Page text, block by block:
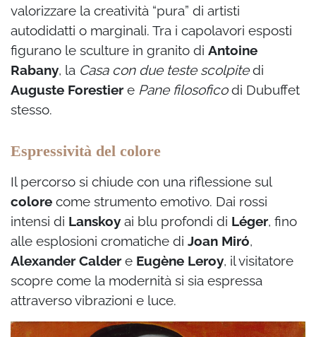
valorizzare la creatività “pura” di artisti
autodidatti o marginali. Tra i capolavori esposti
figurano le sculture in granito di Antoine
Rabany, la Casa con due teste scolpitedi
Auguste Forestier e Pane filosoficodi Dubuffet
stesso.
Espressività del colore
Il percorso si chiude con una riflessione sul
colore come strumento emotivo. Dai rossi
intensi di Lanskoy ai blu profondi di Léger, fino
alle esplosioni cromatiche di Joan Miró,
Alexander Calder e Eugène Leroy, il visitatore
scopre come la modernità si sia espressa
attraverso vibrazioni e luce.